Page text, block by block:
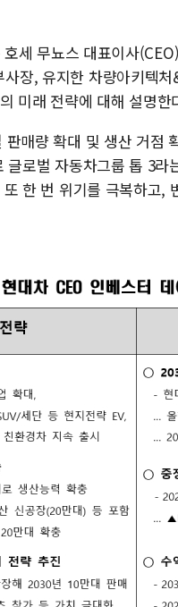
세 무뇨스 대표이사
장, 유지한 차량아키텍
미래 전략에 대해 설명한
매량 확대 및 생산 거점
글로벌 자동차그룹 톱 3
한 번 위기를 극복하고,